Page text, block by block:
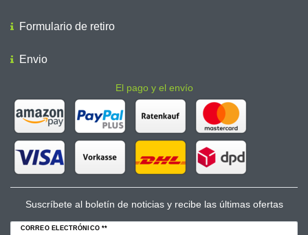
Formulario de retiro
Envio
El pago y el envío
Suscríbete al boletín de noticias y recibe las últimas ofertas
CORREO ELECTRÓNICO **